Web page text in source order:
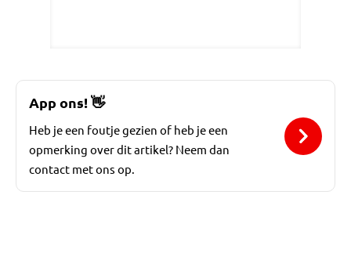
App ons!👋
Heb je een foutje gezien of heb je een
opmerking over dit artikel? Neem dan
contact met ons op.